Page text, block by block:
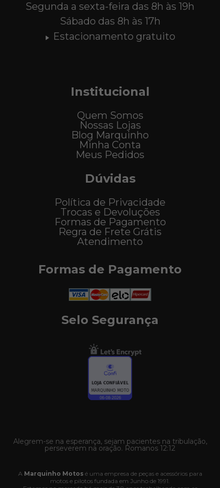
Segunda a sexta-feira das 8h às 19h
Sábado das 8h às 17h
Estacionamento gratuito
Institucional
Quem Somos
Nossas Lojas
Blog Marquinho
Minha Conta
Meus Pedidos
Dúvidas
Política de Privacidade
Trocas e Devoluções
Formas de Pagamento
Regra de Frete Grátis
Atendimento
Formas de Pagamento
Selo Segurança
Alegrem-se na esperança, sejam pacientes na tribulação,
perseverem na oração. Romanos 12:12
A Marquinho Motosé uma empresa de peças e acessórios para
motos e pilotos fundada em Junho de 1991.